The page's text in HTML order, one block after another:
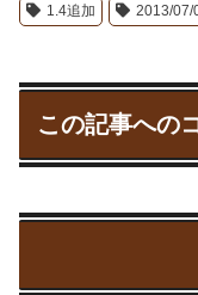
1.4追加 2013/07/
この記事への